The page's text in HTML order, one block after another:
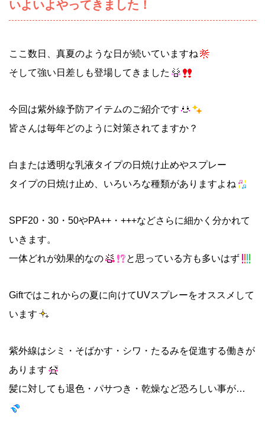
いよいよやってきました！
ここ数日、真夏のような日が続いていますね
そして強い日差しも登場してきました
今回は紫外線予防アイテムのご紹介です
皆さんは毎年どのように対策されてますか？
白または透明な乳液タイプの日焼け止めやスプレー
タイプの日焼け止め、いろいろな種類がありますよね
SPF20・30・50やPA++・+++などさらに細かく分かれて
いきます。
一体どれが効果的なの
と思っている方も多いはず
Giftではこれからの夏に向けてUVスプレーをオススメして
います
紫外線はシミ・そばかす・シワ・たるみを促進する働きが
あります
髪に対しても退色・パサつき・乾燥など恐ろしい事が…